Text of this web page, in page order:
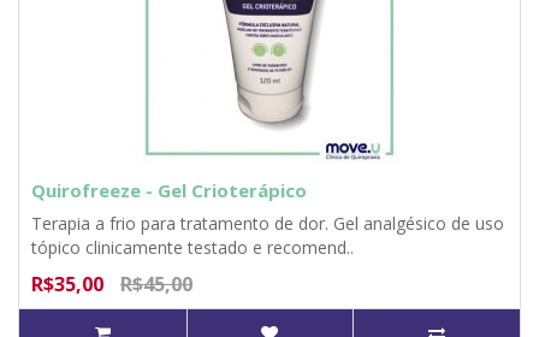
Quirofreeze - Gel Crioterápico
Terapia a frio para tratamento de dor. Gel analgésico de uso
tópico clinicamente testado e recomend..
R$35,00 R$45,00